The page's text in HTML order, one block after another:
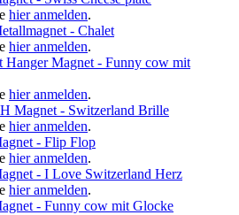
hier anmelden.
- Chalet
hier anmelden.
Magnet - Funny cow mit
hier anmelden.
Magnet - Switzerland Brille
hier anmelden.
- Flip Flop
hier anmelden.
- I Love Switzerland Herz
hier anmelden.
- Funny cow mit Glocke